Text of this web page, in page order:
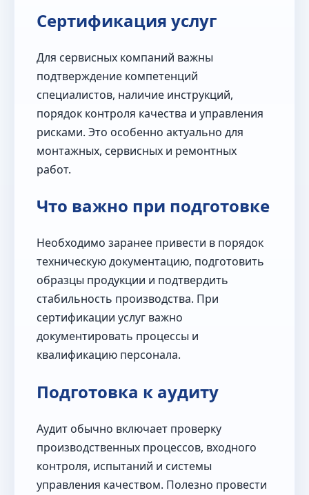
Сертификация услуг
Для сервисных компаний важны
подтверждение компетенций
специалистов, наличие инструкций,
порядок контроля качества и управления
рисками. Это особенно актуально для
монтажных, сервисных и ремонтных
работ.
Что важно при подготовке
Необходимо заранее привести в порядок
техническую документацию, подготовить
образцы продукции и подтвердить
стабильность производства. При
сертификации услуг важно
документировать процессы и
квалификацию персонала.
Подготовка к аудиту
Аудит обычно включает проверку
производственных процессов, входного
контроля, испытаний и системы
управления качеством. Полезно провести